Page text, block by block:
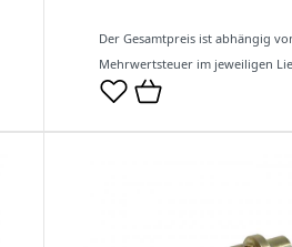
Der Gesamtpreis ist abhängig
Mehrwertsteuer im jeweiligen